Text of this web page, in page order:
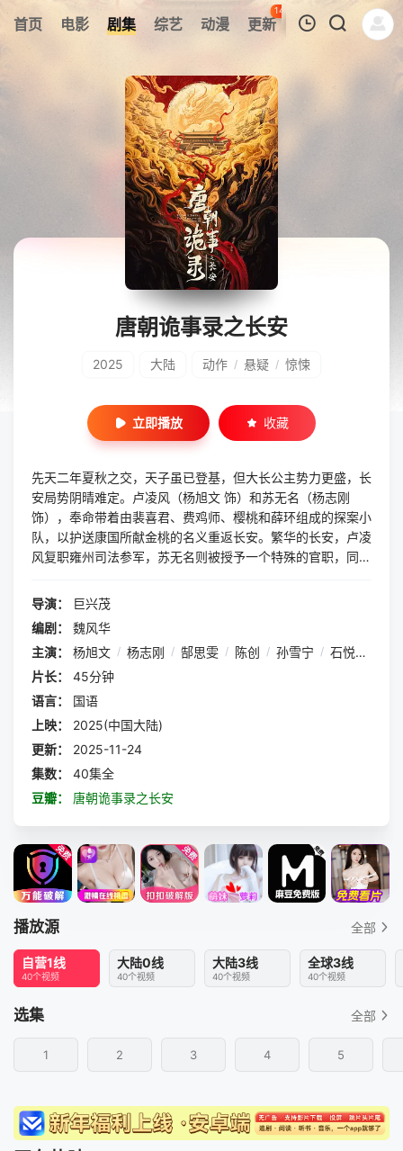
首页 电影 剧集 综艺 动漫 更新
148
热榜 APP
暂无观看影片的记录
唐朝诡事录之长安
2025 大陆 动作 / 悬疑 / 惊悚
立即播放 收藏
先天二年夏秋之交，天子虽已登基，但大长公主势力更盛，长
安局势阴晴难定。卢凌风（杨旭文 饰）和苏无名（杨志刚
饰），奉命带着由裴喜君、费鸡师、樱桃和薛环组成的探案小
队，以护送康国所献金桃的名义重返长安。繁华的长安，卢凌
风复职雍州司法参军，苏无名则被授予一个特殊的官职，同时
中心。卢苏二人推出新政，开启环城探案模式，深入长安各
公主的争斗。在历经康国的金桃、成佛寺的哭声、白泽的踪
迹、食尾蛇、解忧店等多宗疑案后，最终长安的风云汇聚到事
关朝堂的盛世马球案。卢凌风和苏无名，不得不直面这个刀光
剑影的秋天以及各自的命运，并为此付出了沉重的代价。即使
历经风雨，但他们终究在万年长安大观盛唐，护佑百姓的初心
始终没有改变。
导演：
巨兴茂
编剧：
魏风华
主演：
杨旭文 / 杨志刚 / 郜思雯 / 陈创 / 孙雪宁 / 石悦安鑫
片长：
45分钟
语言：
国语
上映：
2025(中国大陆)
更新：
2025-11-24
集数：
40集全
豆瓣：
唐朝诡事录之长安
播放源 全部
自营1线
40个视频
大陆0线
40个视频
大陆3线
40个视频
全球3线
40个视频
选集 全部
1 2 3 4 5